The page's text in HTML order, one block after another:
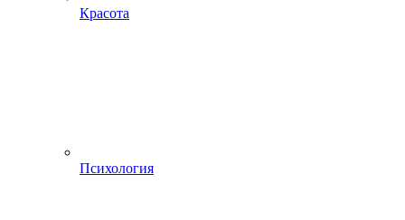
Красота
Психология